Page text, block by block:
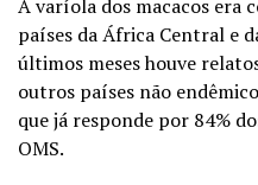
A varíola dos macacos era
países da África Central e
últimos meses houve
outros países não
que já responde por 84%
OMS.